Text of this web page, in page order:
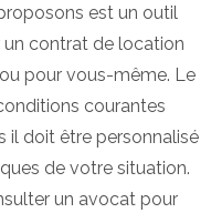
est un outil
un contrat de location
pour vous-même. Le
courantes
il doit être personnalisé
de votre situation.
un avocat pour